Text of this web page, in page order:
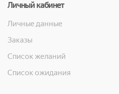
Личный кабинет
Личные данные
Заказы
Список желаний
Список ожидания